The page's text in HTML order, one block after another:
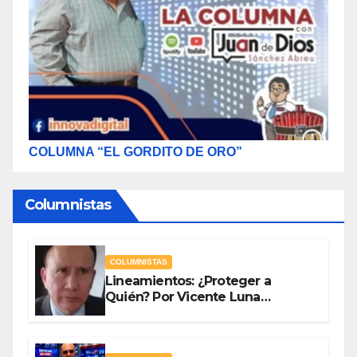
COLUMNA “EL GORDITO DE ORO”
Columnistas
COLUMNISTAS
Lineamientos: ¿Proteger a
Quién? Por Vicente Luna